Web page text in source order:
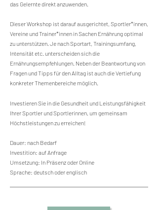
das Gelernte direkt anzuwenden
Dieser Workshop ist darauf ausgerichtet, Sportler*innen,
Vereine und Trainer*innen in Sachen Ernährung optimal
zu unterstützen. Je nach Sportart, Trainingsumfang,
Intensität etc. unterscheiden sich die
Ernährungsempfehlungen. Neben der Beantwortung von
Fragen und Tipps für den Alltag ist auch die Vertiefung
konkreter Themenbereiche möglich.
Investieren Sie in die Gesundheit und Leistungsfähigkeit
Ihrer Sportler und Sportlerinnen, um gemeinsam
Höchstleistungen zu erreichen!
Dauer: nach Bedarf
Investition: auf Anfrage
Umsetzung: In Präsenz oder Online
Sprache: deutsch oder englisch